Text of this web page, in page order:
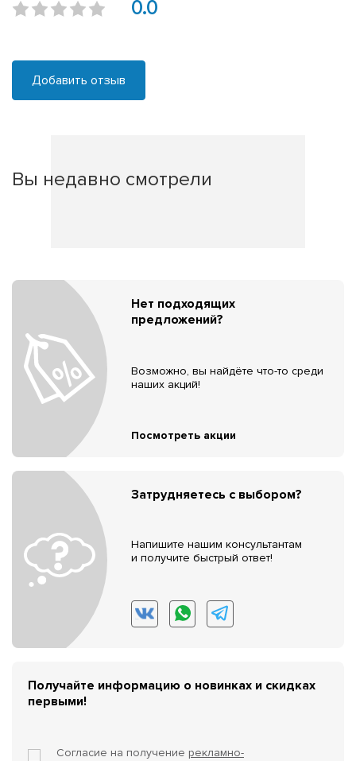
0.0
Добавить отзыв
Вы недавно смотрели
Нет подходящих
предложений?
Возможно, вы найдёте что-то среди
наших акций!
Посмотреть акции
Затрудняетесь с выбором?
Напишите нашим консультантам
и получите быстрый ответ!
Получайте информацию о новинках и скидках
первыми!
Согласие на получение рекламно-